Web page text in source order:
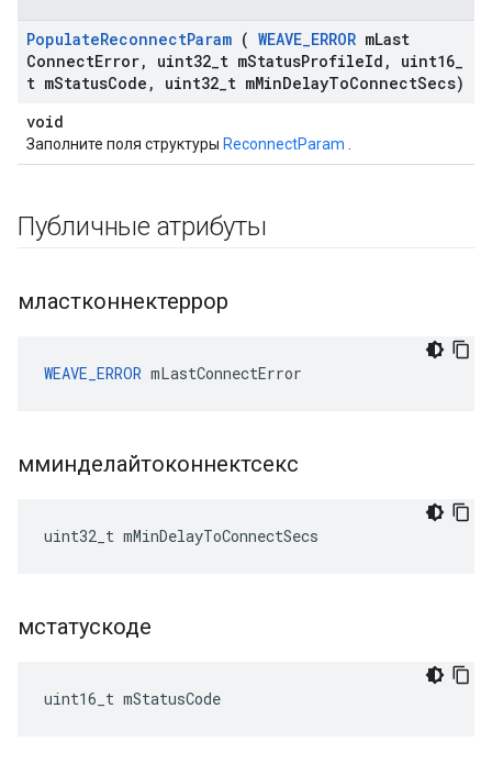
PopulateReconnectParam ( WEAVE_ERROR mLast
ConnectError, uint32 t mStatusProfileId , uint16
t mStatusCode , uint32 t mMinDelayToConnectSecs)
void
Заполните поля структуры ReconnectParam
Публичные атрибуты
мластконнектеррор
WEAVE_ERROR mLastConnectError
мминделайтоконнектсекс
uint32_t mMinDelayToConnectSecs
мстатускоде
uint16_t mStatusCode